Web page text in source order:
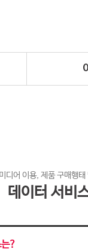
디어 이용, 제품 구매행
데이터 서비
?